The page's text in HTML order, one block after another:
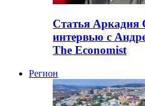
Статья Аркадия
интервью с
The Economist
Регион